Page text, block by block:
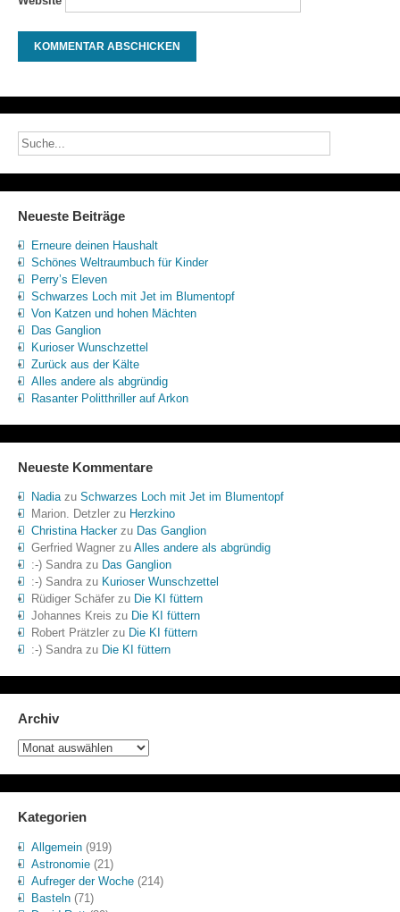
Neueste Beiträge
Erneure deinen Haushalt
Schönes Weltraumbuch für Kinder
Perry’s Eleven
Schwarzes Loch mit Jet im Blumentopf
Von Katzen und hohen Mächten
Das Ganglion
Kurioser Wunschzettel
Zurück aus der Kälte
Alles andere als abgründig
Rasanter Politthriller auf Arkon
Neueste Kommentare
Nadiazu Schwarzes Loch mit Jet im Blumentopf
Marion. Detzlerzu Herzkino
Christina Hackerzu Das Ganglion
Gerfried Wagnerzu Alles andere als abgründig
:-) Sandrazu Das Ganglion
:-) Sandrazu Kurioser Wunschzettel
Rüdiger Schäferzu Die KI füttern
Johannes Kreis zu Die KI füttern
Robert Prätzlerzu Die KI füttern
:-) Sandrazu Die KI füttern
Archiv
Archiv
Kategorien
Allgemein(919)
Astronomie(21)
Aufreger der Woche(214)
Basteln(71)